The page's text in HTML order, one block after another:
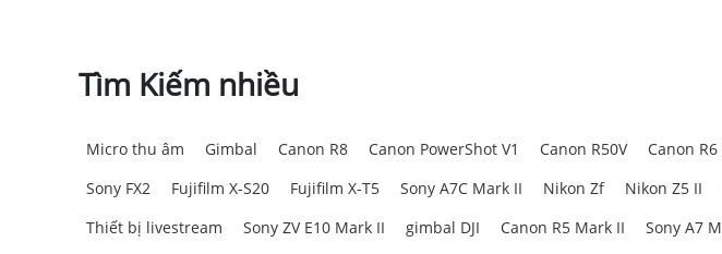
Tìm Kiếm nhiều
Micro thu âm Gimbal Canon R8 Canon PowerShot V1 Canon R50V Canon
Sony FX2
Fujifilm X-S20 Fujifilm X-T5 Sony A7C Mark II Nikon Zf Nikon Z5 II
Thiết bị livestream
Sony ZV E10 Mark II gimbal DJI Canon R5 Mark II Sony A7